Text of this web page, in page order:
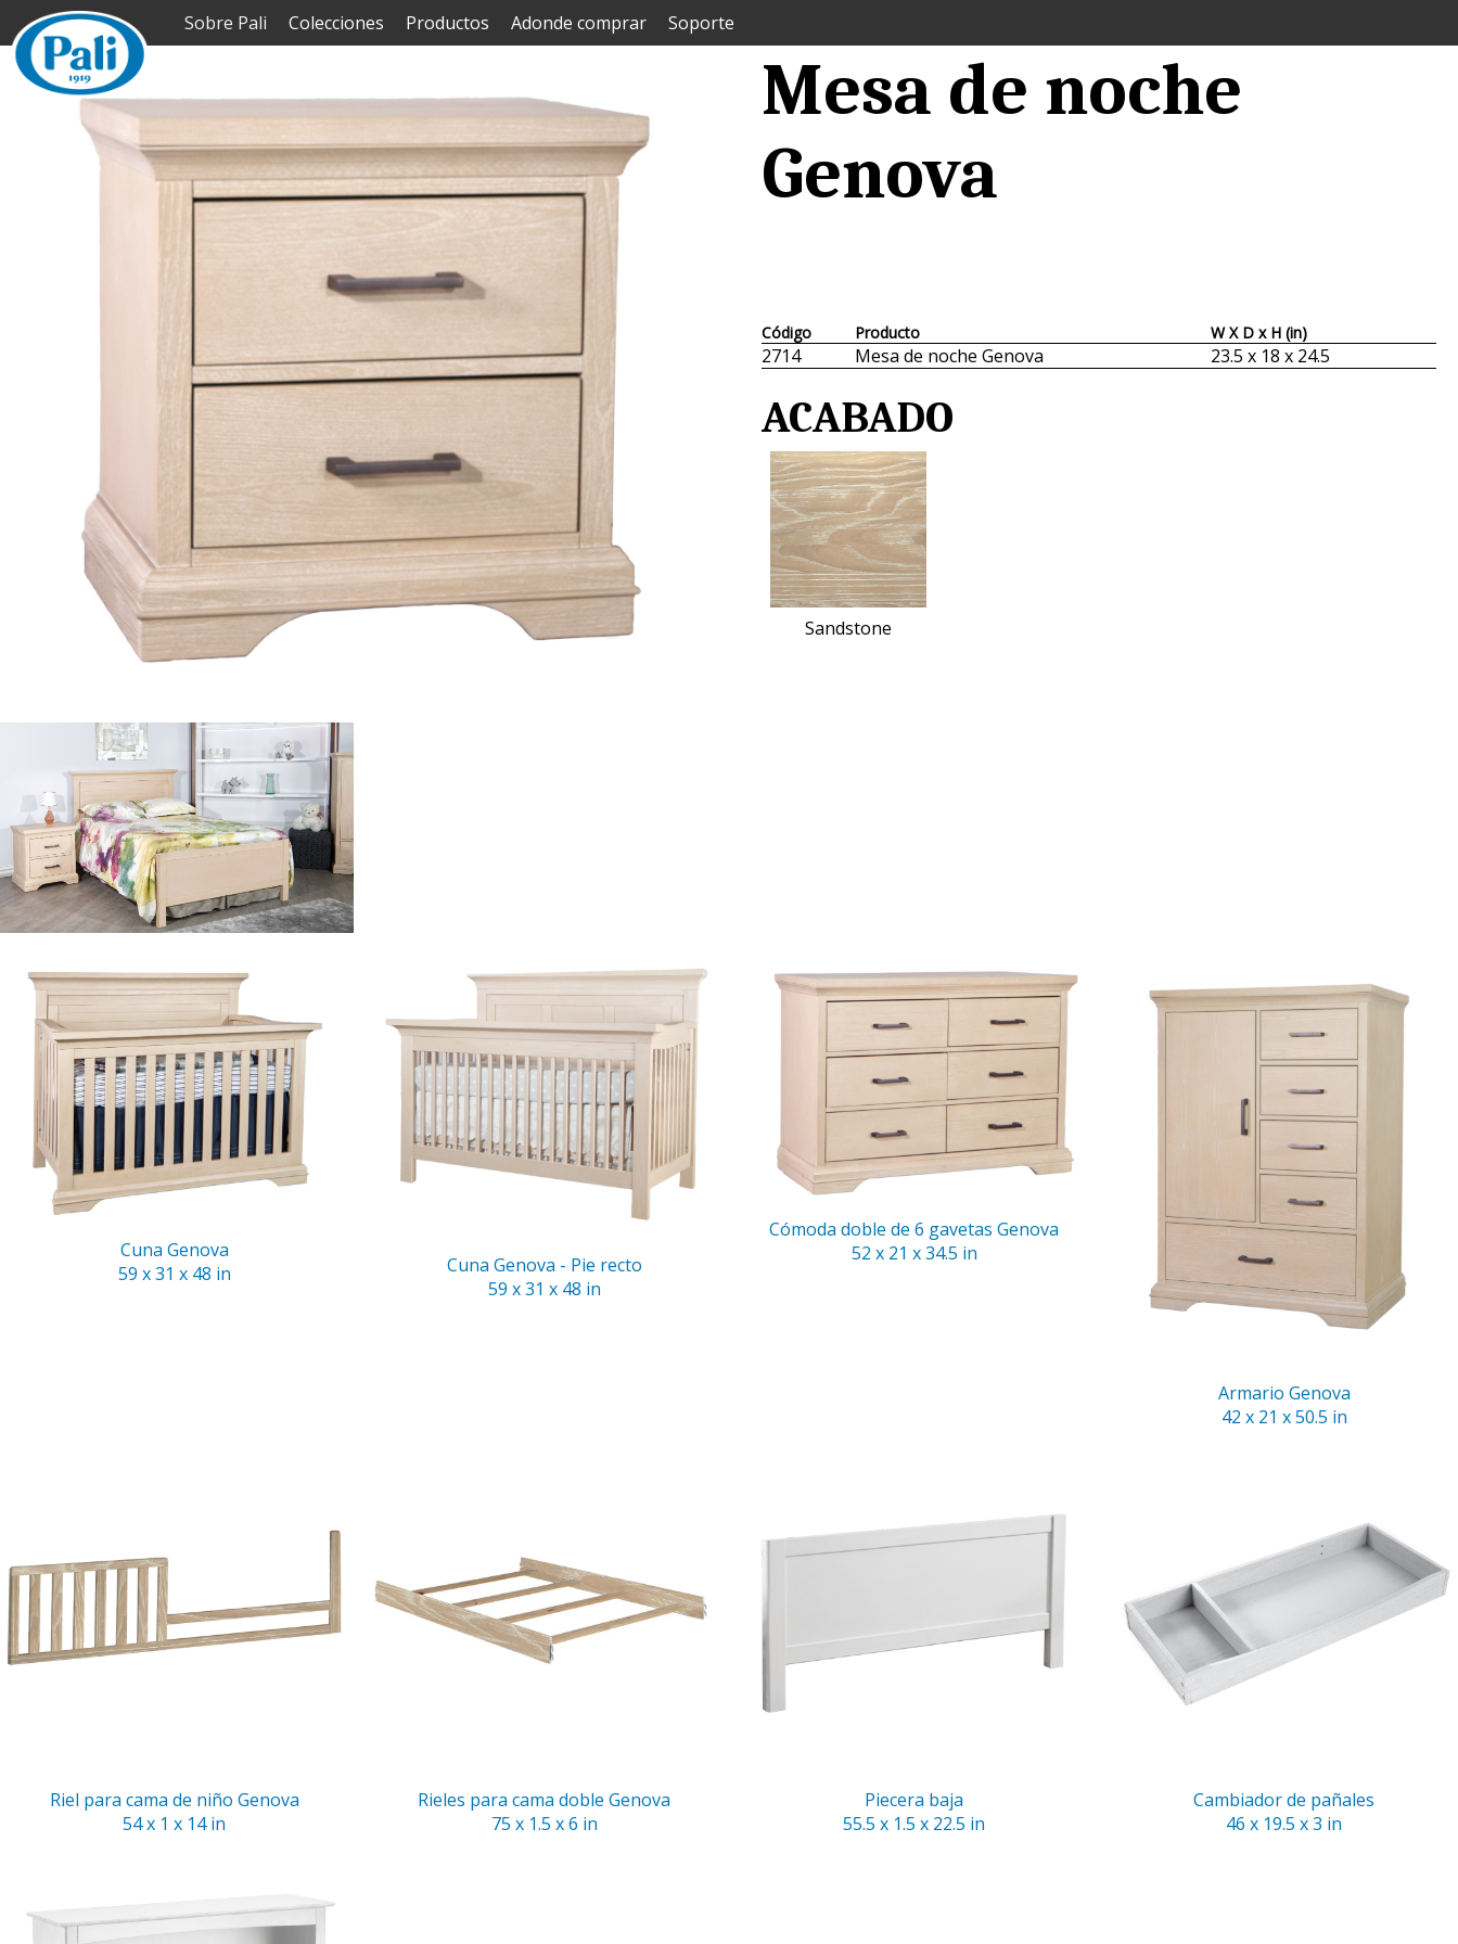
Sobre Pali Colecciones Productos Adonde comprar Soporte
Mesa de noche
Genova
Código Producto W X D x H (in)
2714 Mesa de noche Genova 23.5 x 18 x 24.5
ACABADO
Sandstone
Cuna Genova
59 x 31 x 48 in
Cuna Genova - Pie recto
59 x 31 x 48 in
Cómoda doble de 6 gavetas Genova
52 x 21 x 34.5 in
Armario Genova
42 x 21 x 50.5 in
Riel para cama de niño Genova
54 x 1 x 14 in
Rieles para cama doble Genova
75 x 1.5 x 6 in
Piecera baja
55.5 x 1.5 x 22.5 in
Cambiador de pañales
46 x 19.5 x 3 in